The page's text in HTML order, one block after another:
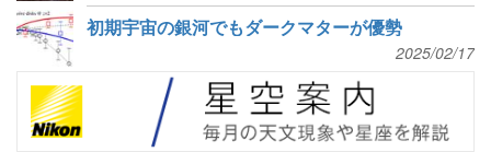
初期宇宙の銀河でもダークマターが優勢
2025/02/17